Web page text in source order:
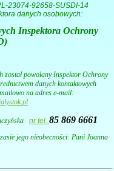
92658-SUSDI-14
danych osobowych:
Inspektora Ochrony
został powołany Inspektor Ochrony
danych kontaktowych
na adres e-mail:
nr tel. 85 869 6661
jego nieobecności: Pani Joanna